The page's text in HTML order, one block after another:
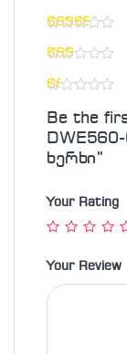
Be the
ხერხი”
Your Rating
Your Review